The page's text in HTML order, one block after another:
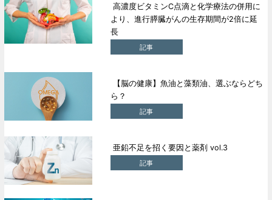
高濃度ビタミンC点滴と化学療法の併用に
より、進行膵臓がんの生存期間が2倍に延
長
記事
【脳の健康】魚油と藻類油、選ぶならどち
ら？
記事
亜鉛不足を招く要因と薬剤 vol.3
記事